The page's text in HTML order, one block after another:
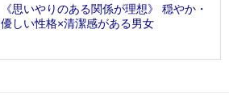
《思いやりのある関係が理想》 穏やか・
優しい性格×清潔感がある男女